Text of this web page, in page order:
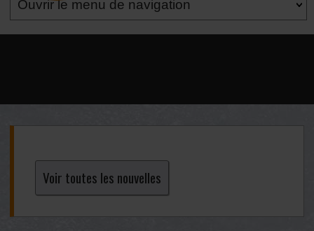
Voir toutes les nouvelles